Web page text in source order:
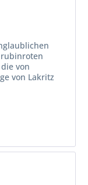
von
von Lakritz